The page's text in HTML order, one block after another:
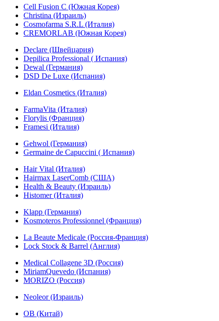
Cell Fusion C (Южная Корея)
Christina (Израиль)
Cosmofarma S.R.L (Италия)
CREMORLAB (Южная Корея)
Declare (Швейцария)
Depilica Professional ( Испания)
Dewal (Германия)
DSD De Luxe (Испания)
Eldan Cosmetics (Италия)
FarmaVita (Италия)
Florylis (Франция)
Framesi (Италия)
Gehwol (Германия)
Germaine de Capuccini ( Испания)
Hair Vital (Италия)
Hairmax LaserComb (США)
Health & Beauty (Израиль)
Histomer (Италия)
Klapp (Германия)
Kosmoteros Professionnel (Франция)
La Beaute Medicale (Россия-Франция)
Lock Stock & Barrel (Англия)
Medical Collagene 3D (Россия)
MiriamQuevedo (Испания)
MORIZO (Россия)
Neoleor (Израиль)
OB (Китай)